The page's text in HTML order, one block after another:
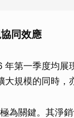
同效應
第一季度均展
規模的同時，
為關鍵。其淨